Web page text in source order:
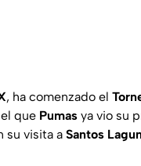
, ha comenzado el
que Pumas ya vio su
su visita a Santos